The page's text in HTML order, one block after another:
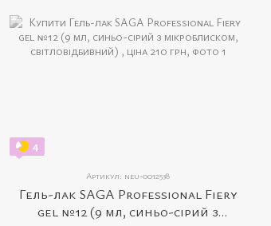
4
Артикул: neu-0012538
Гель-лак SAGA Professional Fiery
gel №12 (9 мл, синьо-сірий з